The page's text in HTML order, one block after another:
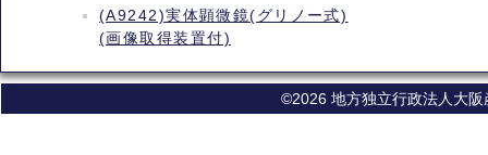
(A9242)実体顕微鏡(グリノー式)
(画像取得装置付)
©2026 地方独立行政法人大阪